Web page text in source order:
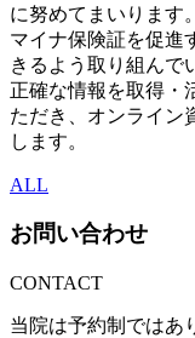
に努めてまいります。
マイナ保険証を促進
きるよう取り組んで
正確な情報を取得・
ただき、オンライン
します。
ALL
お問い合わせ
CONTACT
当院は予約制ではあ